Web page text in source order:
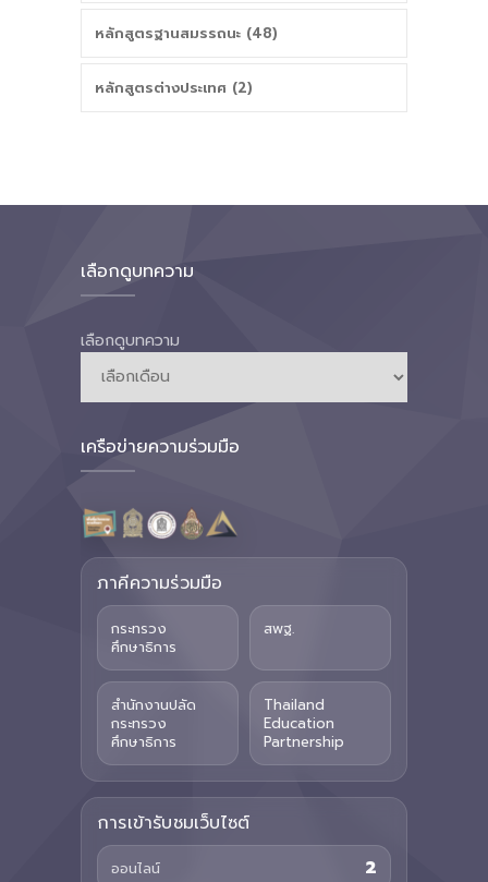
หลักสูตรฐานสมรรถนะ (48)
หลักสูตรต่างประเทศ (2)
เลือกดูบทความ
เลือกดูบทความ
เครือข่ายความร่วมมือ
ภาคีความร่วมมือ
กระทรวง
ศึกษาธิการ
สพฐ.
สำนักงานปลัด
กระทรวง
ศึกษาธิการ
Thailand
Education
Partnership
การเข้ารับชมเว็บไซต์
ออนไลน์ 2